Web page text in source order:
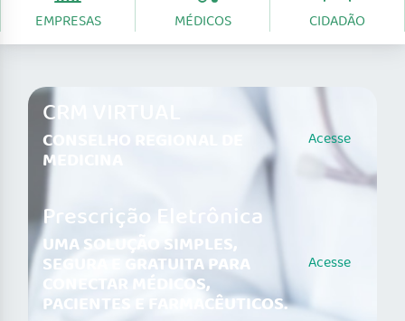
EMPRESAS MÉDICOS CIDADÃO
CRM VIRTUAL
CONSELHO REGIONAL DE
MEDICINA
Acesse
Prescrição Eletrônica
UMA SOLUÇÃO SIMPLES,
SEGURA E GRATUITA PARA
CONECTAR MÉDICOS,
PACIENTES E FARMACÊUTICOS.
Acesse